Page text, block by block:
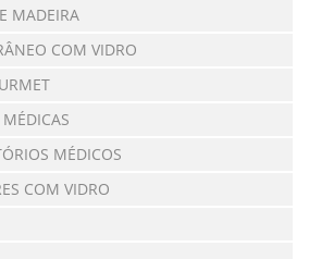
MADEIRA
COM VIDRO
MÉDICOS
COM VIDRO